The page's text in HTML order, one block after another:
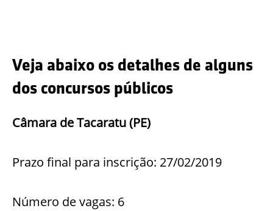
Veja abaixo os detalhes de alguns
dos concursos públicos
Câmara de Tacaratu (PE)
Prazo final para inscrição: 27/02/2019
Número de vagas: 6